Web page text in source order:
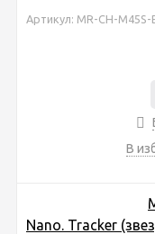
Артикул: MR-CH-M45S-
В
Nano. Tracker